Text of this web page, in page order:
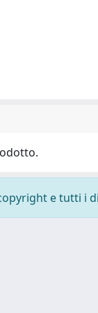
e tutti i